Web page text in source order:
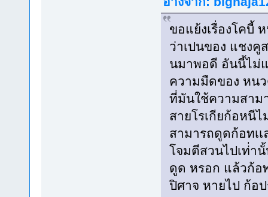
ขอแย้งเรื่องโคบี้
ว่าเปนของ แชงคู
นมาพอดี อันนี้ไม่
ความมืดของ หน
ที่มันใช้ความสาม
สายโรเกียก้อหนี
สามารถดูดก้อทเ
โจมตีสวนไปเท่่า
ดูด หรอก แล้วก้อ
ปิศาจ หายไป ก้อ